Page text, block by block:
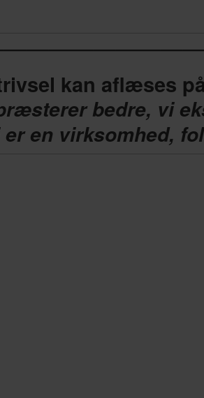
kan aflæses
bedre, vi
en virksomhed,